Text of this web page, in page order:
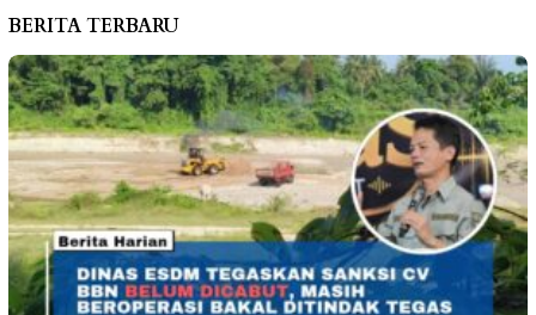
BERITA TERBARU